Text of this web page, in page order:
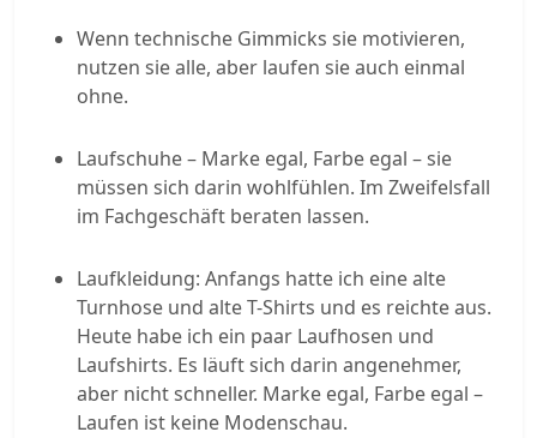
Wenn technische Gimmicks sie motivieren,
nutzen sie alle, aber laufen sie auch einmal
ohne.
Laufschuhe – Marke egal, Farbe egal – sie
müssen sich darin wohlfühlen. Im Zweifelsfall
im Fachgeschäft beraten lassen.
Laufkleidung: Anfangs hatte ich eine alte
Turnhose und alte T-Shirts und es reichte aus.
Heute habe ich ein paar Laufhosen und
Laufshirts. Es läuft sich darin angenehmer,
aber nicht schneller. Marke egal, Farbe egal –
Laufen ist keine Modenschau.